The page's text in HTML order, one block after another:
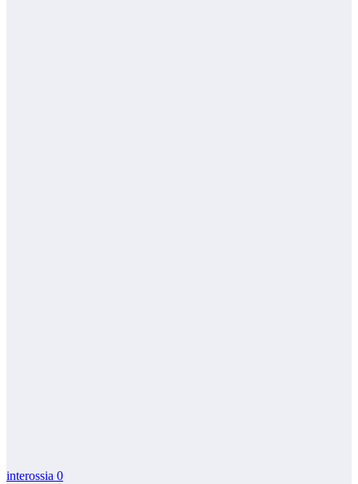
interossia 0